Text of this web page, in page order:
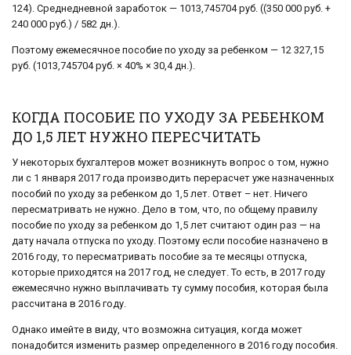
124). Среднедневной заработок — 1013,745704 руб. ((350 000 руб. +
240 000 руб.) / 582 дн.).
Поэтому ежемесячное пособие по уходу за ребенком — 12 327,15
руб. (1013,745704 руб. × 40% × 30,4 дн.).
КОГДА ПОСОБИЕ ПО УХОДУ ЗА РЕБЕНКОМ
ДО 1,5 ЛЕТ НУЖНО ПЕРЕСЧИТАТЬ
У некоторых бухгалтеров может возникнуть вопрос о том, нужно
ли с 1 января 2017 года производить перерасчет уже назначенных
пособий по уходу за ребенком до 1,5 лет. Ответ – нет. Ничего
пересматривать не нужно. Дело в том, что, по общему правилу
пособие по уходу за ребенком до 1,5 лет считают один раз — на
дату начала отпуска по уходу. Поэтому если пособие назначено в
2016 году, то пересматривать пособие за те месяцы отпуска,
которые приходятся на 2017 год, не следует. То есть, в 2017 году
ежемесячно нужно выплачивать ту сумму пособия, которая была
рассчитана в 2016 году.
Однако имейте в виду, что возможна ситуация, когда может
понадобится изменить размер определенного в 2016 году пособия.